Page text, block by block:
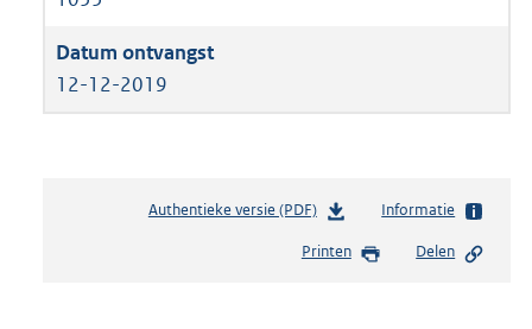
12-12-2019
Authentieke versie (PDF)b
s
Informatie
Printen Delen